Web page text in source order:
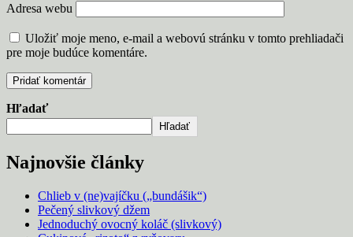
Adresa webu
Uložiť moje meno, e-mail a webovú stránku v tomto prehliadači
pre moje budúce komentáre.
Hľadať
Hľadať
Najnovšie články
Chlieb v (ne)vajíčku („bundášik“)
Pečený slivkový džem
Jednoduchý ovocný koláč (slivkový)